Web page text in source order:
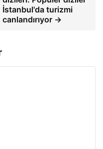
İstanbul'da turizmi
canlandırıyor →